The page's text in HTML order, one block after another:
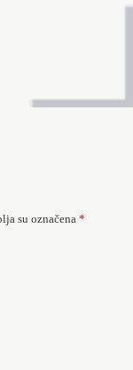
su označena*